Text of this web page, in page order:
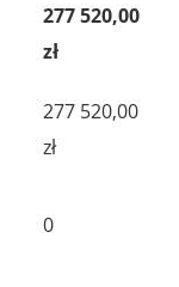
277 520,00
zł
277 520,00
zł
0